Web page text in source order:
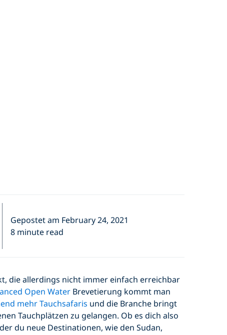
Gepostet am February 24, 2021
8 minute read
die allerdings nicht immer einfach erreichbar
Open Water Brevetierung kommt man
mehr Tauchsafaris und die Branche bringt
Tauchplätzen zu gelangen. Ob es dich also
du neue Destinationen, wie den Sudan,